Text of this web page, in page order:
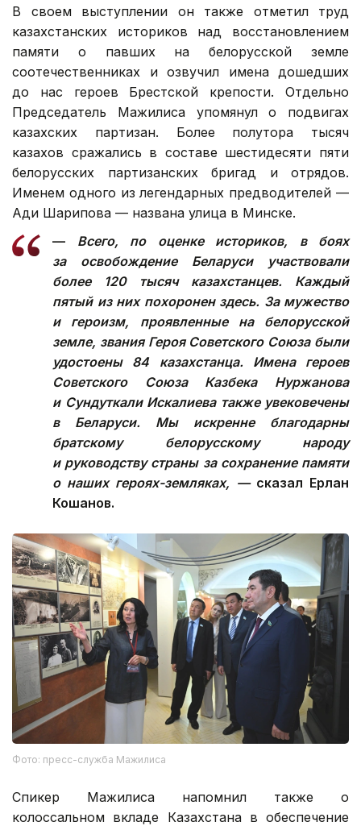
В своем выступлении он также отметил труд
казахстанских историков над восстановлением
памяти о павших на белорусской земле
соотечественниках и озвучил имена дошедших
до нас героев Брестской крепости. Отдельно
Председатель Мажилиса упомянул о подвигах
казахских партизан. Более полутора тысяч
казахов сражались в составе шестидесяти пяти
белорусских партизанских бригад и отрядов.
Именем одного из легендарных предводителей —
Ади Шарипова — названа улица в Минске.
— Всего, по оценке историков, в боях
за освобождение Беларуси участвовали
более 120 тысяч казахстанцев. Каждый
пятый из них похоронен здесь. За мужество
и героизм, проявленные на белорусской
земле, звания Героя Советского Союза были
удостоены 84 казахстанца. Имена героев
Советского Союза Казбека Нуржанова
и Сундуткали Искалиева также увековечены
в Беларуси. Мы искренне благодарны
братскому белорусскому народу
и руководству страны за сохранение памяти
о наших героях-земляках, — сказал Ерлан
Кошанов.
Фото: пресс-служба Мажилиса
Спикер Мажилиса напомнил также о
колоссальном вкладе Казахстана в обеспечение